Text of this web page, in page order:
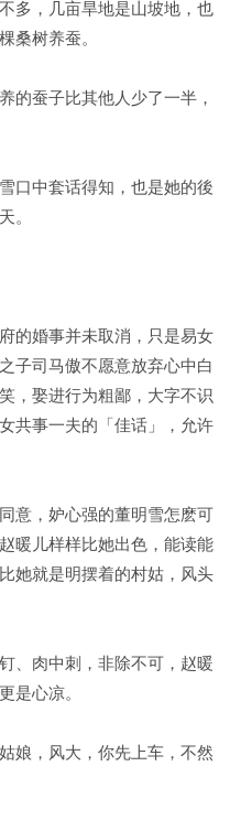
多，几亩旱地是山坡地，也
桑树养蚕。
的蚕子比其他人少了一半，
口中套话得知，也是她的後
。
的婚事并未取消，只是易女
子司马傲不愿意放弃心中白
，娶进行为粗鄙，大字不识
共事一夫的「佳话」，允许
意，妒心强的董明雪怎麽可
暖儿样样比她出色，能读能
她就是明摆着的村姑，风头
、肉中刺，非除不可，赵暖
是心凉。
娘，风大，你先上车，不然